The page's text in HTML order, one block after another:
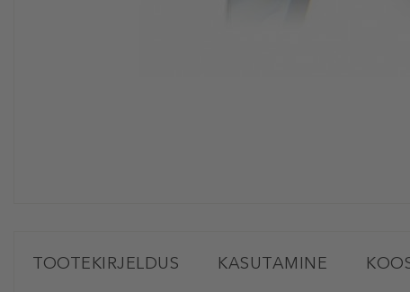
TOOTEKIRJELDUS KASUTAMINE